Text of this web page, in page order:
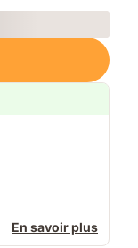
En savoir plus